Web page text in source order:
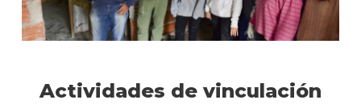
Actividades de vinculación